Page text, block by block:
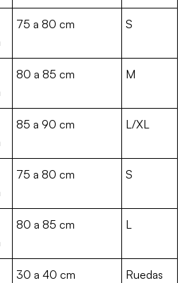
75 a 80 cm S
80 a 85 cm M
85 a 90 cm L/XL
75 a 80 cm S
80 a 85 cm L
30 a 40 cm
Ruedas